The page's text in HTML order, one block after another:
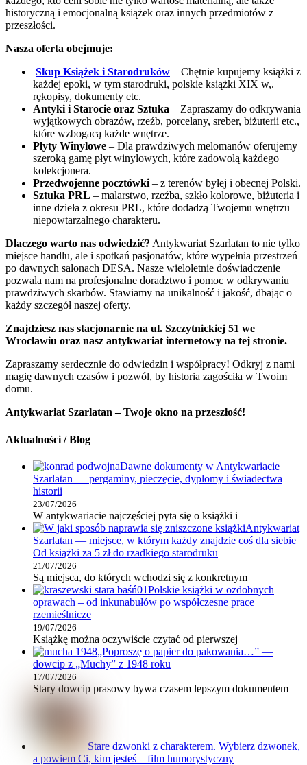
historyczną i emocjonalną książek oraz innych przedmiotów z
przeszłości.
Nasza oferta obejmuje:
Skup Książek i Starodruków – Chętnie kupujemy książki z
każdej epoki, w tym starodruki, polskie książki XIX w,.
rękopisy, dokumenty etc.
Antyki i Starocie oraz Sztuka – Zapraszamy do odkrywania
wyjątkowych obrazów, rzeźb, porcelany, sreber, biżuterii etc.,
które wzbogacą każde wnętrze.
Płyty Winylowe – Dla prawdziwych melomanów oferujemy
szeroką gamę płyt winylowych, które zadowolą każdego
kolekcjonera.
Przedwojenne pocztówki– z terenów byłej i obecnej Polski.
Sztuka PRL – malarstwo, rzeźba, szkło kolorowe, biżuteria i
inne dzieła z okresu PRL, które dodadzą Twojemu wnętrzu
niepowtarzalnego charakteru.
Dlaczego warto nas odwiedzić? Antykwariat Szarlatan to nie tylko
miejsce handlu, ale i spotkań pasjonatów, które wypełnia przestrzeń
po dawnych salonach DESA. Nasze wieloletnie doświadczenie
pozwala nam na profesjonalne doradztwo i pomoc w odkrywaniu
prawdziwych skarbów. Stawiamy na unikalność i jakość, dbając o
każdy szczegół naszej oferty.
Znajdziesz nas stacjonarnie na ul. Szczytnickiej 51 we
Wrocławiu oraz nasz antykwariat internetowy na tej stronie.
Zapraszamy serdecznie do odwiedzin i współpracy! Odkryj z nami
magię dawnych czasów i pozwól, by historia zagościła w Twoim
domu.
Antykwariat Szarlatan – Twoje okno na przeszłość!
Aktualności / Blog
Dawne dokumenty w Antykwariacie
Szarlatan — pergaminy, pieczęcie, dyplomy i świadectwa
historii
23/07/2026
W antykwariacie najczęściej pyta się o książki i
Antykwariat
Szarlatan — miejsce, w którym każdy znajdzie coś dla siebie
Od książki za 5 zł do rzadkiego starodruku
21/07/2026
Są miejsca, do których wchodzi się z konkretnym
Polskie książki w ozdobnych
oprawach – od inkunabułów po współczesne prace
rzemieślnicze
19/07/2026
Książkę można oczywiście czytać od pierwszej
„Poproszę o papier do pakowania…” —
dowcip z „Muchy” z 1948 roku
17/07/2026
Stary dowcip prasowy bywa czasem lepszym dokumentem
Stare dzwonki z charakterem. Wybierz dzwonek,
a powiem Ci, kim jesteś – film humorystyczny